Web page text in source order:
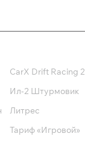
CarX Drift Racing 2
Ил-2 Штурмовик
Литрес
Тариф «Игровой»